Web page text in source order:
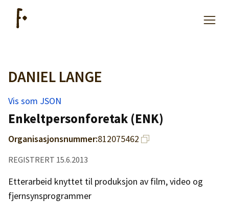
Artikler
Hjelp
Kjøpe lister
Priser
DANIEL LANGE
Vis som JSON
Enkeltpersonforetak (ENK)
Organisasjonsnummer:812075462
REGISTRERT 15.6.2013
Etterarbeid knyttet til produksjon av film, video og
fjernsynsprogrammer